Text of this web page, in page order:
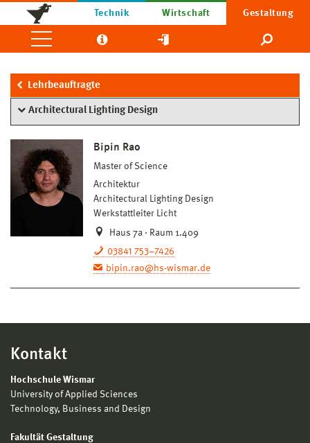
Technik Wirtschaft Gestaltung
Lehrbeauftragte
Architectural Lighting Design
Bipin Rao
Master of Science
Architektur
Architectural Lighting Design
Werkstattleiter Licht
Haus 7a · Raum 1.409
03841 753–7426
bipin.rao@hs-wismar.de
Kontakt
Hochschule Wismar
University of Applied Sciences
Technology, Business and Design
Fakultät Gestaltung